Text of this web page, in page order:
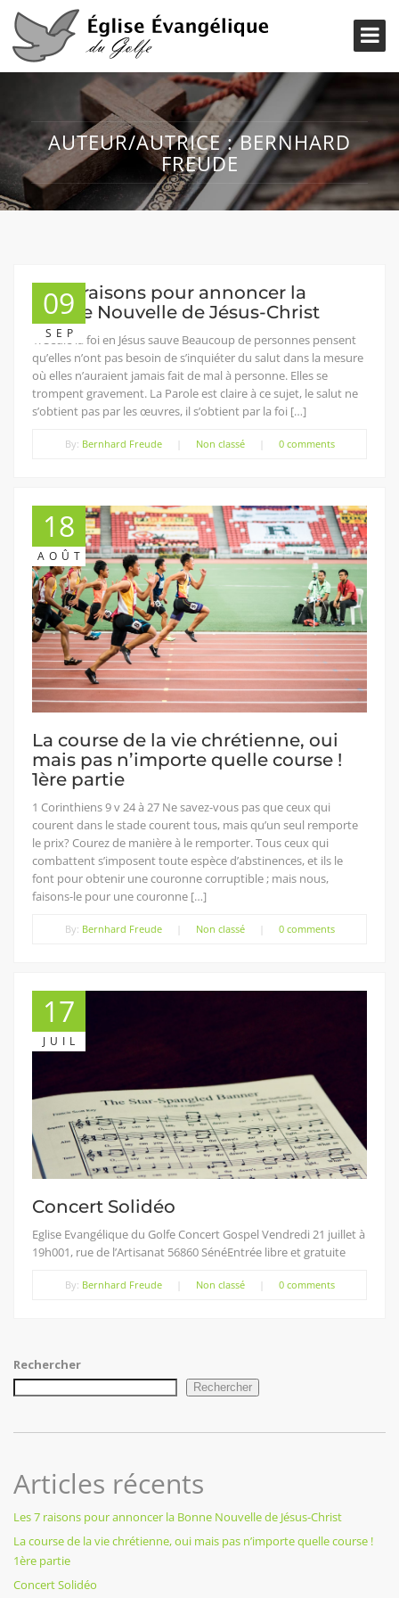
AUTEUR/AUTRICE :BERNHARD
FREUDE
09
SEP
Les 7 raisons pour annoncer la
Bonne Nouvelle de Jésus-Christ
1. Seule la foi en Jésus sauve Beaucoup de personnes pensent
qu’elles n’ont pas besoin de s’inquiéter du salut dans la mesure
où elles n’auraient jamais fait de mal à personne. Elles se
trompent gravement. La Parole est claire à ce sujet, le salut ne
s’obtient pas par les œuvres, il s’obtient par la foi […]
By: Bernhard Freude Non classé 0 comments
18
AOÛT
La course de la vie chrétienne, oui
mais pas n’importe quelle course !
1ère partie
1 Corinthiens 9 v 24 à 27 Ne savez-vous pas que ceux qui
courent dans le stade courent tous, mais qu’un seul remporte
le prix? Courez de manière à le remporter. Tous ceux qui
combattent s’imposent toute espèce d’abstinences, et ils le
font pour obtenir une couronne corruptible ; mais nous,
faisons-le pour une couronne […]
By: Bernhard Freude Non classé 0 comments
17
JUIL
Concert Solidéo
Eglise Evangélique du Golfe Concert Gospel Vendredi 21 juillet à
19h001, rue de l’Artisanat 56860 SénéEntrée libre et gratuite
By: Bernhard Freude Non classé 0 comments
Rechercher
Rechercher
Articles récents
Les 7 raisons pour annoncer la Bonne Nouvelle de Jésus-Christ
La course de la vie chrétienne, oui mais pas n’importe quelle course !
1ère partie
Concert Solidéo